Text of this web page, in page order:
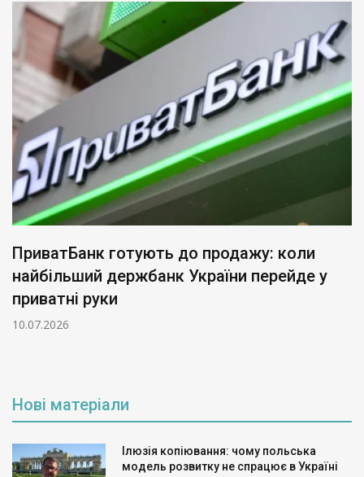
ПриватБанк готують до продажу: коли
найбільший держбанк України перейде у
приватні руки
10.07.2026
Нові матеріали
Ілюзія копіювання: чому польська
модель розвитку не спрацює в Україні